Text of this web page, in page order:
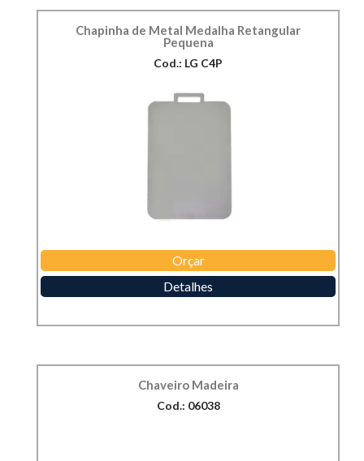
Chapinha de Metal Medalha Retangular
Pequena
Cod.: LG C4P
Orçar
Detalhes
Chaveiro Madeira
Cod.: 06038